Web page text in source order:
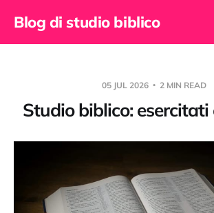
Blog di studio biblico
05 JUL 2026 2 MIN READ
Studio biblico: